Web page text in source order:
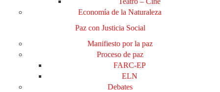
Economía de la Naturaleza
Paz con Justicia Social
Manifiesto por la paz
Proceso de paz
FARC-EP
ELN
Debates